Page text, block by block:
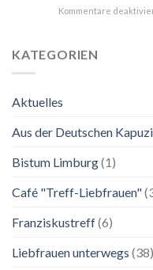
Kommentare
KATEGORIEN
Aktuelles
Aus der Deutschen
Bistum Limburg(1)
Café "Treff-Liebfrauen"
Franziskustreff(6)
Liebfrauen unterwegs (38)